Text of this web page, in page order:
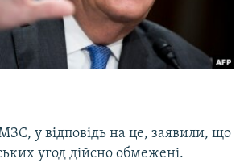
у відповідь на це, заявили, що
угод дійсно обмежені.